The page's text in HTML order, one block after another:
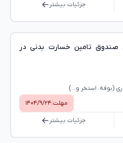
جزئیات بیشتر
صندوق تامین خسارت بدنی در
(بوفه، استخر و...)
مهلت:۱۴۰۴/۹/۲۴
جزئیات بیشتر